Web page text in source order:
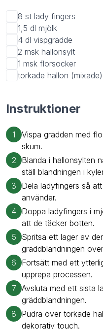
8 st lady fingers
1,5 dl mjölk
4 dl vispgrädde
2 msk hallonsylt
1 msk florsocker
torkade hallon (mixade)
Instruktioner
1
Vispa grädden med
skum.
2
Blanda i hallonsylten
ställ blandningen i
3
Dela ladyfingers så
använder.
4 Doppa ladyfingers i
att de täcker botten.
5
Spritsa ett lager av
gräddblandningen
6
Fortsätt med ett
upprepa processen.
7 Avsluta med ett sista
gräddblandningen.
8
Pudra över torkade
dekorativ touch.